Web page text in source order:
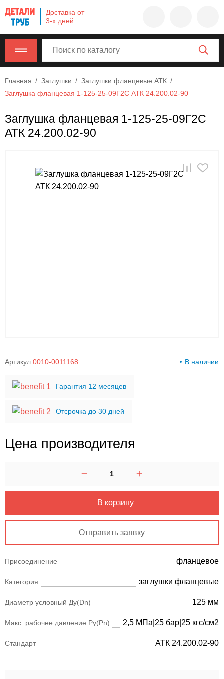
Доставка от
3-х дней
Главная Заглушки
Заглушки фланцевые АТК
Заглушка фланцевая 1-125-25-09Г2С АТК 24.200.02-90
Заглушка фланцевая 1-125-25-09Г2С
АТК 24.200.02-90
Артикул 0010-0011168 В наличии
Гарантия 12 месяцев
Отсрочка до 30 дней
Цена производителя
В корзину
Отправить заявку
Присоединение фланцевое
Категория заглушки фланцевые
Диаметр условный Ду(Dn) 125 мм
Макс. рабочее давление Ру(Pn) 2,5 МПа|25 бар|25 кгс/см2
Стандарт АТК 24.200.02-90
Company
name
620000,
Москва,
ул.
Калужская,
info@example.com